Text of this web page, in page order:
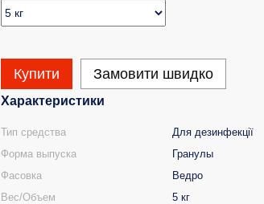
Купити Замовити швидко
Характеристики
Тип средства
Для дезинфекції
Форма выпуска
Гранулы
Фасовка
Ведро
Вес/Объем
5 кг